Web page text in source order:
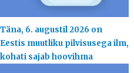
Täna, 6. augustil 2026 on
Eestis muutliku pilvisusega ilm,
kohati sajab hoovihma